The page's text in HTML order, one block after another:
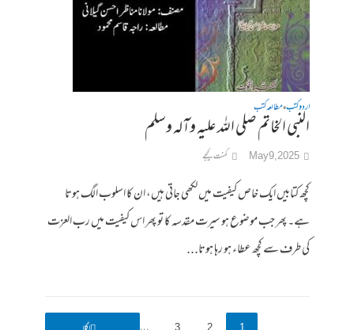
اردو کتب•مطالعہ کتب
النبی الخاتم صلی اللہ علیہ وآلہ وسلم
May 9, 2025 کمنت کیجے
کچھ کتابیں ایک خاص کیفیت میں لکھی جاتی ہیں، ان کا اسلوب الگ ہوتا
ہے۔ پھر جب موضوع ہو سیرت مقدسہ کا تو پھر اس کیفیت میں رب العزت
کی طرف سے کچھ عطاء ہو رہا ہوتا...